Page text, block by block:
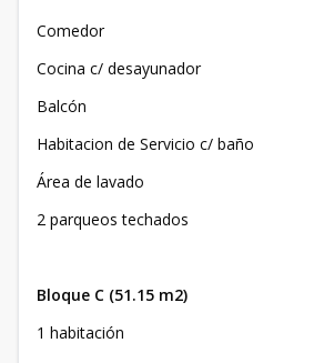
Comedor
Cocina c/ desayunador
Balcón
Habitacion de Servicio c/ baño
Área de lavado
2 parqueos techados
Bloque C (51.15 m2)
1 habitación